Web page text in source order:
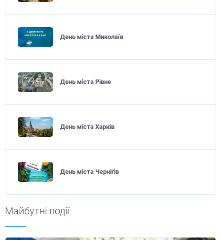
День міста Миколаїв
День міста Рівне
День міста Харків
День міста Чернігів
Майбутні події